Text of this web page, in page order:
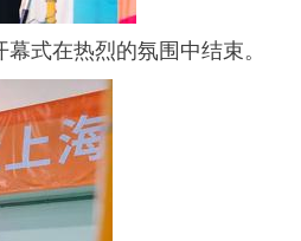
式在热烈的氛围中结束。